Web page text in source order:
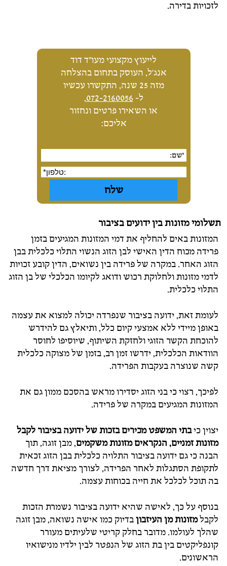
לזכויות בדירה.
לייעוץ מקצועי מעו"ד דוד
אנג'ל, העוסק בתחום בהצלחה
מזה 25 שנה, התקשרו עכשיו
ל- 072-2160056
,
או השאירו פרטים ונחזור
אליכם:
תשלומי מזונות בין ידועים בציבור
המזונות באים להחליף את דמי המזונות המגיעים בזמן
פרידה מכוח הדין האישי לבן הזוג הנשוי התלוי כלכלית בבן
הזוג האחר. במקרה של פרידה בין נשואים, הדין קובע זכויות
לדמי מזונות ולחלוקת רכוש ודואג לקיומו הכלכלי של בן הזוג
התלוי כלכלית.
לעומת זאת, ידועה בציבור שנפרדה יכולה למצוא את עצמה
באופן מיידי ללא אמצעי קיום כלל, ותיאלץ גם להידרש
להוכחת הקשר הזוגי ולחזקת השיתוף, שיוסיפו לחוסר
הוודאות הכלכלית, ידרשו זמן רב, בזמן של מצוקה כלכלית
קשה שנוצרה בעקבות הפרידה.
לפיכך, רצוי כי בני הזוג יסדירו מראש בהסכם ממון גם את
המזונות המגיעים במקרה של פרידה.
יצוין כיבתי המשפט מכירים בזכות של ידועה בציבור לקבל
מזונות זמניים, הנקראים מזונות משקמים, מבן זוגה, תוך
הבנה כי גם ידועה בציבור התלויה כלכלית בבן הזוג זכאית
לתקופת הסתגלות לאחר הפרידה, לצורך מציאת דרך חדשה
בה תוכל לכלכל את חייה בכוחות עצמה.
בנוסף על כך, לאישה שהיא ידועה בציבור נשמרת הזכות
לקבלמזונות מן העיזבוןבדיוק כמו אישה נשואה, מבן זוגה
שהלך לעולמו. מדובר בחלק קריטי שלעיתים מעורר
קונפליקטים בין בת הזוג של הנפטר לבין ילדיו מנישואיו
הראשונים.